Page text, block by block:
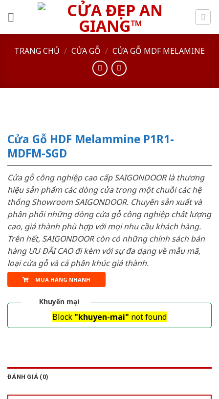
TRANG CHỦ / CỬA GỖ / CỬA GỖ MDF MELAMINE
Cửa Gỗ HDF Melammine P1R1-
MDFM-SGD
Cửa gỗ công nghiệp cao cấp SAIGONDOOR là thương
hiệu sản phẩm các dòng cửa trong một chuỗi các hệ
thống Showroom SAIGONDOOR. Chuyên sản xuất và
phân phối những dòng cửa gỗ công nghiệp chất lượng
cao, giá thành phù hợp với mọi nhu cầu khách hàng.
Trên hết, SAIGONDOOR còn có những chính sách bán
hàng ƯU ĐÃI CAO đi kèm với sự đa dạng về mẫu mã,
loại cửa gỗ và cả phân khúc giá thành.
MUA HÀNG NHANH
Khuyến mại
Block "khuyen-mai" not found
ĐÁNH GIÁ (0)